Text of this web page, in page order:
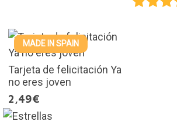
MADE IN SPAIN
Tarjeta de felicitación Ya
no eres joven
2,49€